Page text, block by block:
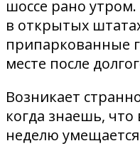
шоссе рано
в открытых
припаркованные
месте после
Возникает
когда знаешь,
неделю